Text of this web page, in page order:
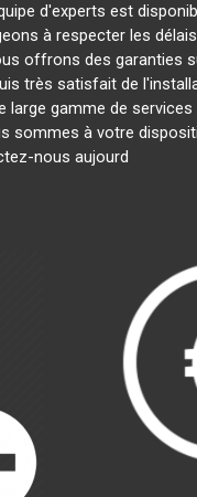
d'experts est
à respecter les
offrons des garanties
très satisfait de
gamme de
sommes à votre
nous aujourd